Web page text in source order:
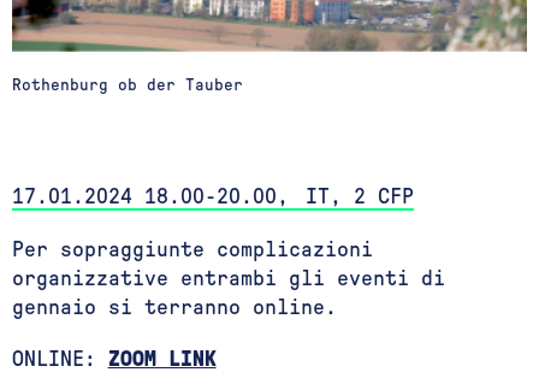
Rothenburg ob der Tauber
17.01.2024 18.00-20.00, IT, 2 CFP
Per sopraggiunte complicazioni
organizzative entrambi gli eventi di
gennaio si terranno online.
ONLINE: ZOOM LINK